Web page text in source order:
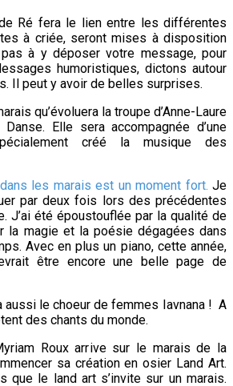
Ré fera le lien entre les différentes
à criée, seront mises à disposition
à y déposer votre message, pour
humoristiques, dictons autour
Il peut y avoir de belles surprises.
qu’évoluera la troupe d’Anne-Laure
Elle sera accompagnée d’une
créé la musique des
les marais est un moment fort. Je
par deux fois lors des précédentes
J’ai été époustouflée par la qualité de
la magie et la poésie dégagées dans
Avec en plus un piano, cette année,
être encore une belle page de
aussi le choeur de femmes Iavnana ! A
des chants du monde.
Roux arrive sur le marais de la
sa création en osier Land Art.
que le land art s’invite sur un marais.